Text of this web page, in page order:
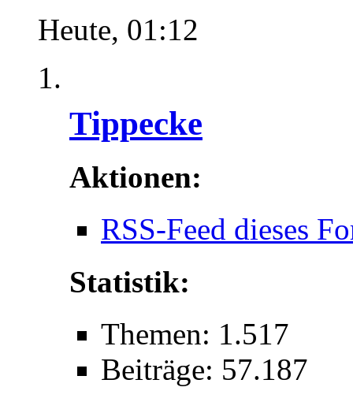
Heute, 01:12
Tippecke
Aktionen:
RSS-Feed dieses
Statistik:
Themen: 1.517
Beiträge: 57.187